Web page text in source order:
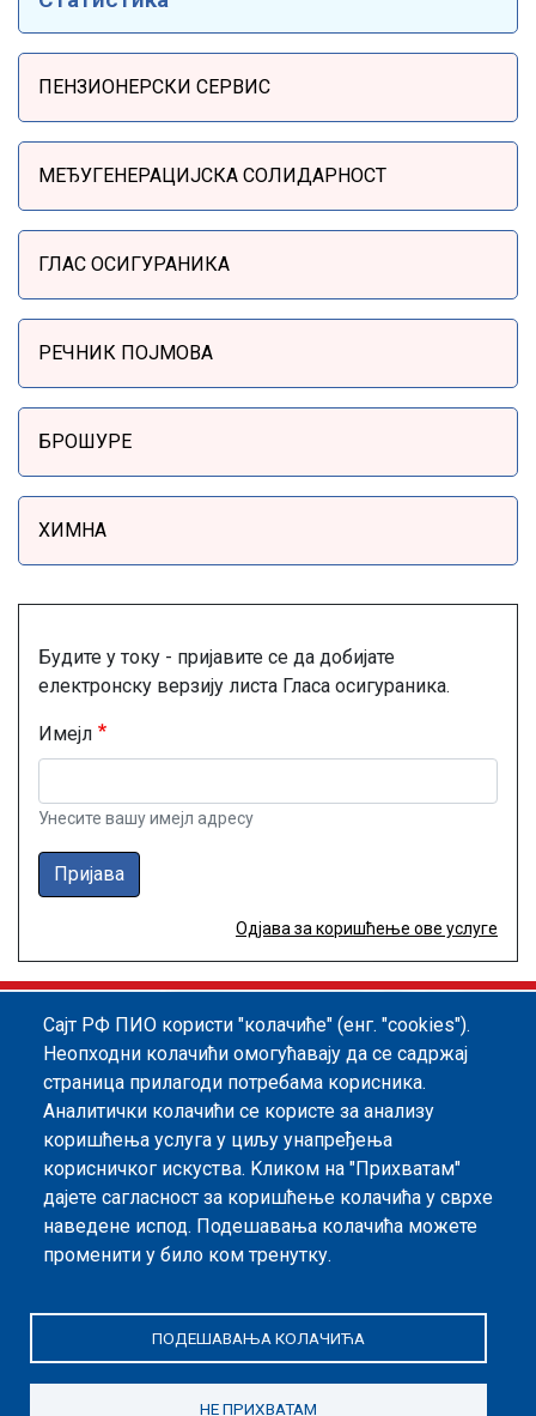
ПЕНЗИОНЕРСКИ СЕРВИС
МЕЂУГЕНЕРАЦИЈСКА СОЛИДАРНОСТ
ГЛАС ОСИГУРАНИКА
РЕЧНИК ПОЈМОВА
БРОШУРЕ
ХИМНА
Будите у току - пријавите се да добијате
електронску верзију листа Гласа осигураника.
Имејл
Унесите вашу имејл адресу
Пријава
Одјава за коришћење ове услуге
Footer menu
Информатор
Заштита података о личности
Информације од јавног значаја
Мапа сајта
Архива
Политика квалитета
Политика безбедности информација
Сајт РФ ПИО користи "колачиће" (енг. "cookies").
Неопходни колачићи омогућавају да се садржај
страница прилагоди потребама корисника.
Аналитички колачићи се користе за анализу
коришћења услуга у циљу унапређења
корисничког искуства. Kликом на "Прихватам"
дајете сагласност за коришћење колачића у сврхе
наведене испод. Подешавања колачића можете
променити у било ком тренутку.
ПОДЕШАВАЊА КОЛАЧИЋА
НЕ ПРИХВАТАМ